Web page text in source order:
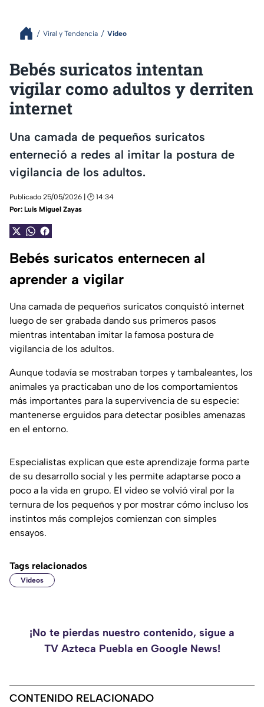
Viral y Tendencia Video
Bebés suricatos intentan
vigilar como adultos y derriten
internet
Una camada de pequeños suricatos
enterneció a redes al imitar la postura de
vigilancia de los adultos.
Publicado 25/05/2026 | 🕑 14:34
Por: Luis Miguel Zayas
Bebés suricatos enternecen al
aprender a vigilar
Una camada de pequeños suricatos conquistó internet
luego de ser grabada dando sus primeros pasos
mientras intentaban imitar la famosa postura de
vigilancia de los adultos.
Aunque todavía se mostraban torpes y tambaleantes, los
animales ya practicaban uno de los comportamientos
más importantes para la supervivencia de su especie:
mantenerse erguidos para detectar posibles amenazas
en el entorno.
Especialistas explican que este aprendizaje forma parte
de su desarrollo social y les permite adaptarse poco a
poco a la vida en grupo. El video se volvió viral por la
ternura de los pequeños y por mostrar cómo incluso los
instintos más complejos comienzan con simples
ensayos.
Tags relacionados
Videos
¡No te pierdas nuestro contenido, sigue a
TV Azteca Puebla en Google News!
CONTENIDO RELACIONADO